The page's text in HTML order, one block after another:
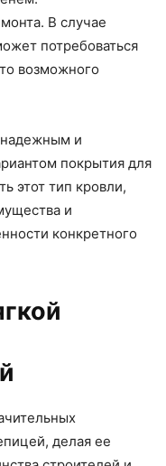
В случае
потребоваться
возможного
надежным и
покрытия для
этот тип кровли,
и
конкретного
делая ее